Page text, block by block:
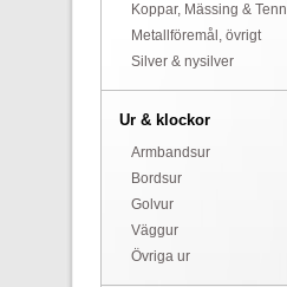
Koppar, Mässing & Tenn
Metallföremål, övrigt
Silver & nysilver
Ur & klockor
Armbandsur
Bordsur
Golvur
Väggur
Övriga ur